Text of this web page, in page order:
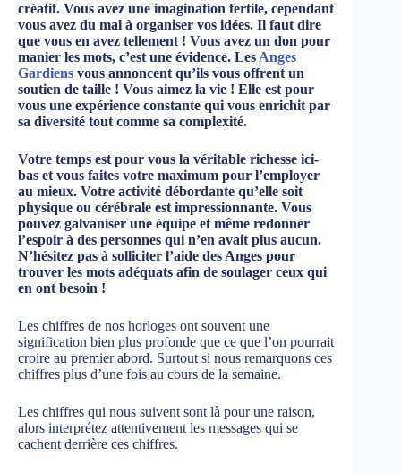
créatif. Vous avez une imagination fertile, cependant
vous avez du mal à organiser vos idées. Il faut dire
que vous en avez tellement ! Vous avez un don pour
manier les mots, c’est une évidence. Les Anges
Gardiens vous annoncent qu’ils vous offrent un
soutien de taille ! Vous aimez la vie ! Elle est pour
vous une expérience constante qui vous enrichit par
sa diversité tout comme sa complexité.
Votre temps est pour vous la véritable richesse ici-
bas et vous faites votre maximum pour l’employer
au mieux. Votre activité débordante qu’elle soit
physique ou cérébrale est impressionnante. Vous
pouvez galvaniser une équipe et même redonner
l’espoir à des personnes qui n’en avait plus aucun.
N’hésitez pas à solliciter l’aide des Anges pour
trouver les mots adéquats afin de soulager ceux qui
en ont besoin !
Les chiffres de nos horloges ont souvent une
signification bien plus profonde que ce que l’on pourrait
croire au premier abord. Surtout si nous remarquons ces
chiffres plus d’une fois au cours de la semaine.
Les chiffres qui nous suivent sont là pour une raison,
alors interprétez attentivement les messages qui se
cachent derrière ces chiffres.